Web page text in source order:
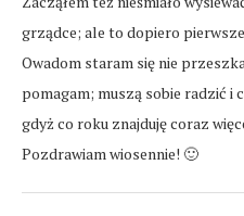
grządce; ale to dopiero
Owadom staram się nie
pomagam; muszą sobie radzić i
gdyż co roku znajduję coraz
Pozdrawiam wiosennie! 🙂